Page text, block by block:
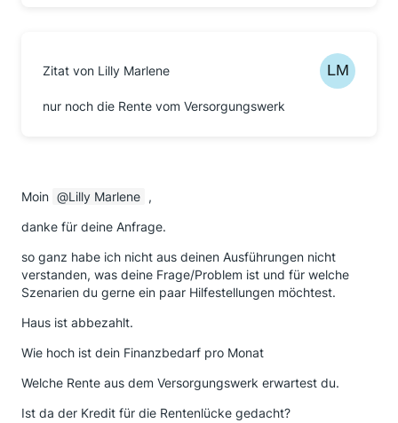
Zitat von Lilly Marlene
nur noch die Rente vom Versorgungswerk
Moin Lilly Marlene ,
danke für deine Anfrage.
so ganz habe ich nicht aus deinen Ausführungen nicht
verstanden, was deine Frage/Problem ist und für welche
Szenarien du gerne ein paar Hilfestellungen möchtest.
Haus ist abbezahlt.
Wie hoch ist dein Finanzbedarf pro Monat
Welche Rente aus dem Versorgungswerk erwartest du.
Ist da der Kredit für die Rentenlücke gedacht?